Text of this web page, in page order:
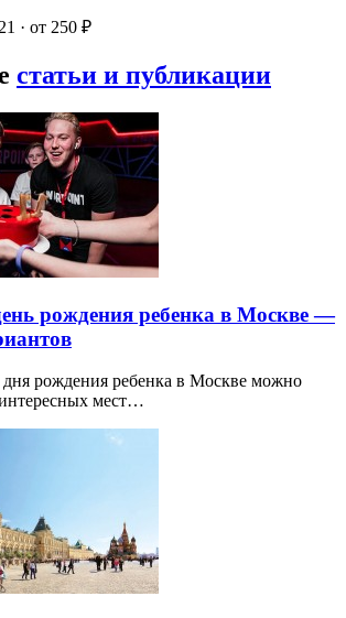
· от 250 ₽
статьи и публикации
рождения ребенка в Москве —
дня рождения ребенка в Москве можно
мест…